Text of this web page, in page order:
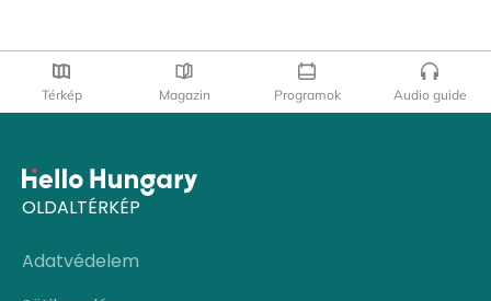
Térkép Magazin Programok Audio guide
OLDALTÉRKÉP
Adatvédelem